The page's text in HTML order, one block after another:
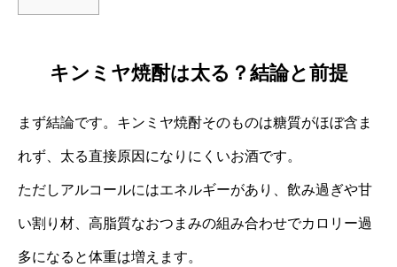
キンミヤ焼酎は太る？結論と前提
まず結論です。キンミヤ焼酎そのものは糖質がほぼ含ま
れず、太る直接原因になりにくいお酒です。
ただしアルコールにはエネルギーがあり、飲み過ぎや甘
い割り材、高脂質なおつまみの組み合わせでカロリー過
多になると体重は増えます。